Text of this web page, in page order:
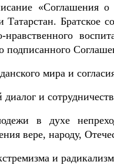
«Соглашения
Братское
нравственного
подписанного
мира и
и
в духе
вере, народу,
и